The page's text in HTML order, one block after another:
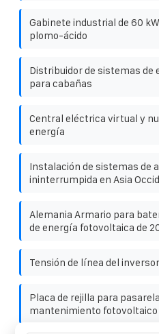
Gabinete industrial de 60
plomo-ácido
Distribuidor de sistemas de
para cabañas
Central eléctrica virtual y
energía
Instalación de sistemas de
ininterrumpida en Asia
Alemania Armario para
de energía fotovoltaica de
Tensión de línea del
Placa de rejilla para
mantenimiento fotovoltaico